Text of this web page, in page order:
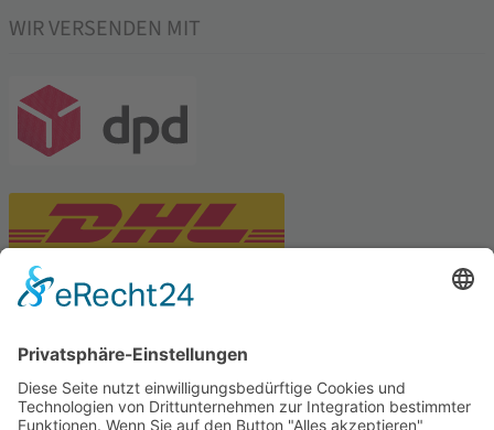
WIR VERSENDEN MIT
Tekal – Textile Lebensqualität
Exklusive moderne & Orientteppiche